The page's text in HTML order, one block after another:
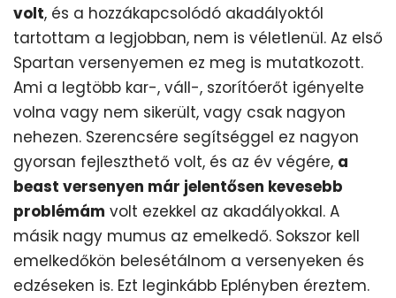
volt, és a hozzákapcsolódó akadályoktól
tartottam a legjobban, nem is véletlenül. Az első
Spartan versenyemen ez meg is mutatkozott.
Ami a legtöbb kar-, váll-, szorítóerőt igényelte
volna vagy nem sikerült, vagy csak nagyon
nehezen. Szerencsére segítséggel ez nagyon
gyorsan fejleszthető volt, és az év végére, a
beast versenyen már jelentősen kevesebb
problémám volt ezekkel az akadályokkal. A
másik nagy mumus az emelkedő. Sokszor kell
emelkedőkön belesétálnom a versenyeken és
edzéseken is. Ezt leginkább Eplényben éreztem.